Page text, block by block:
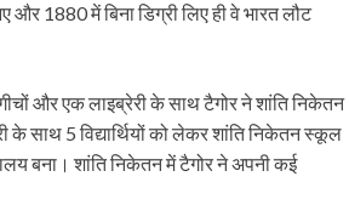
और 1880 में बिना डिग्री लिए ही वे भारत लौट
और एक लाइब्रेरी के साथ टैगोर ने शांति निकेतन
साथ 5 विद्यार्थियों को लेकर शांति निकेतन स्कूल
बना। शांति निकेतन में टैगोर ने अपनी कई